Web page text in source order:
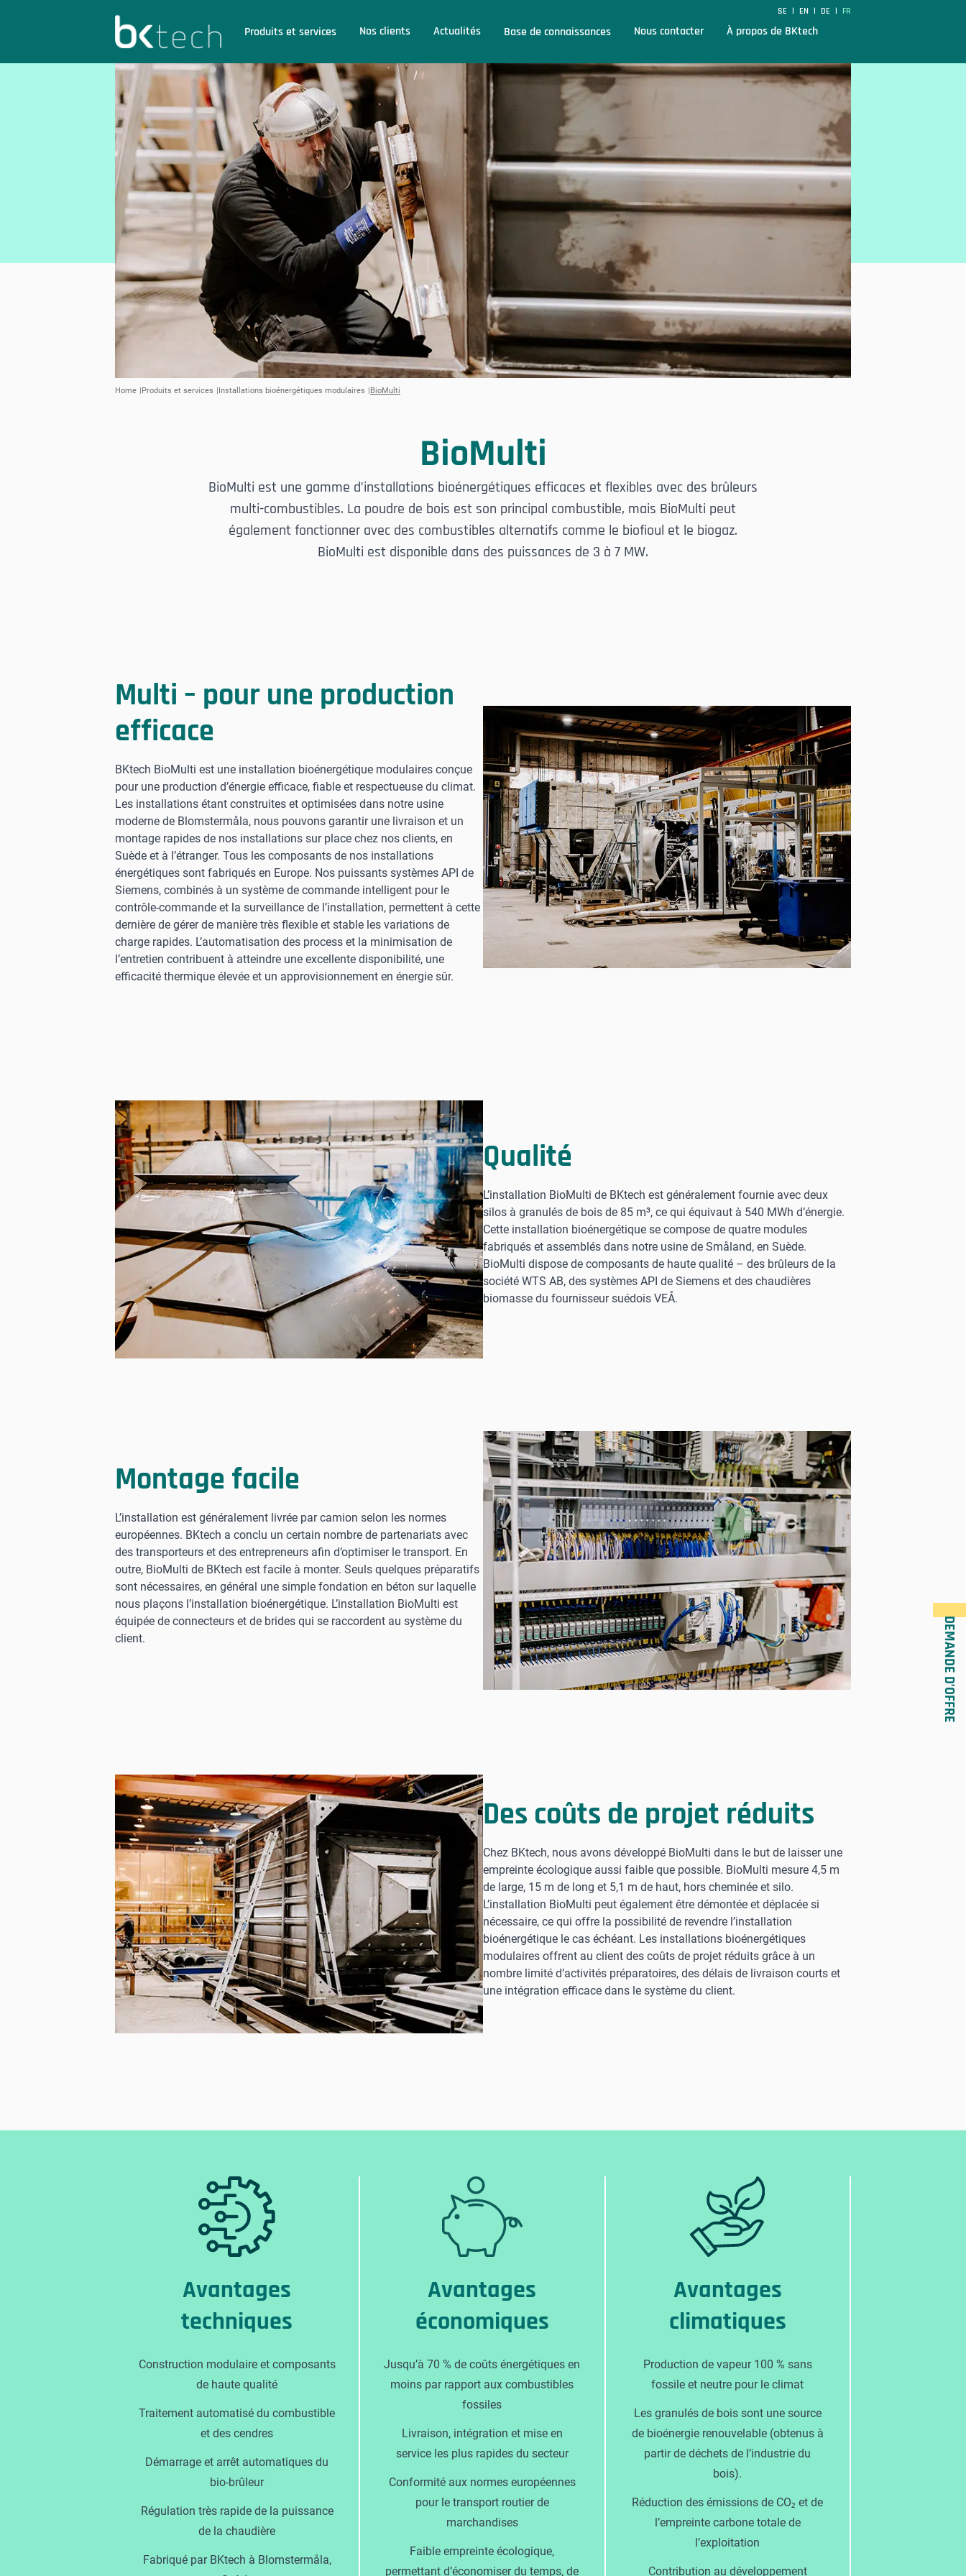
DEMANDE D’OFFRE
Produits et services Nos clients Actualités Base de connaissances Nous contacter À propos de BKtech
SE | EN | DE | FR
Home Produits et services Installations bioénergétiques modulaires BioMulti
BioMulti
BioMulti est une gamme d’installations bioénergétiques efficaces et flexibles avec des brûleurs
multi-combustibles. La poudre de bois est son principal combustible, mais BioMulti peut
également fonctionner avec des combustibles alternatifs comme le biofioul et le biogaz.
BioMulti est disponible dans des puissances de 3 à 7 MW.
Multi – pour une production
efficace
BKtech BioMulti est une installation bioénergétique modulaires conçue
pour une production d’énergie efficace, fiable et respectueuse du climat.
Les installations étant construites et optimisées dans notre usine
moderne de Blomstermåla, nous pouvons garantir une livraison et un
montage rapides de nos installations sur place chez nos clients, en
Suède et à l’étranger. Tous les composants de nos installations
énergétiques sont fabriqués en Europe. Nos puissants systèmes API de
Siemens, combinés à un système de commande intelligent pour le
contrôle-commande et la surveillance de l’installation, permettent à cette
dernière de gérer de manière très flexible et stable les variations de
charge rapides. L’automatisation des process et la minimisation de
l’entretien contribuent à atteindre une excellente disponibilité, une
efficacité thermique élevée et un approvisionnement en énergie sûr.
Qualité
L’installation BioMulti de BKtech est généralement fournie avec deux
silos à granulés de bois de 85 m³, ce qui équivaut à 540 MWh d’énergie.
Cette installation bioénergétique se compose de quatre modules
fabriqués et assemblés dans notre usine de Småland, en Suède.
BioMulti dispose de composants de haute qualité – des brûleurs de la
société WTS AB, des systèmes API de Siemens et des chaudières
biomasse du fournisseur suédois VEÅ.
Montage facile
L’installation est généralement livrée par camion selon les normes
européennes. BKtech a conclu un certain nombre de partenariats avec
des transporteurs et des entrepreneurs afin d’optimiser le transport. En
outre, BioMulti de BKtech est facile à monter. Seuls quelques préparatifs
sont nécessaires, en général une simple fondation en béton sur laquelle
nous plaçons l’installation bioénergétique. L’installation BioMulti est
équipée de connecteurs et de brides qui se raccordent au système du
client.
Des coûts de projet réduits
Chez BKtech, nous avons développé BioMulti dans le but de laisser une
empreinte écologique aussi faible que possible. BioMulti mesure 4,5 m
de large, 15 m de long et 5,1 m de haut, hors cheminée et silo.
L’installation BioMulti peut également être démontée et déplacée si
nécessaire, ce qui offre la possibilité de revendre l’installation
bioénergétique le cas échéant. Les installations bioénergétiques
modulaires offrent au client des coûts de projet réduits grâce à un
nombre limité d’activités préparatoires, des délais de livraison courts et
une intégration efficace dans le système du client.
Avantages
techniques
Construction modulaire et composants
de haute qualité
Traitement automatisé du combustible
et des cendres
Démarrage et arrêt automatiques du
bio-brûleur
Régulation très rapide de la puissance
de la chaudière
Fabriqué par BKtech à Blomstermåla,
Avantages
économiques
Jusqu’à 70 % de coûts énergétiques en
moins par rapport aux combustibles
fossiles
Livraison, intégration et mise en
service les plus rapides du secteur
Conformité aux normes européennes
pour le transport routier de
marchandises
Faible empreinte écologique,
permettant d’économiser du temps, de
Avantages
climatiques
Production de vapeur 100 % sans
fossile et neutre pour le climat
Les granulés de bois sont une source
de bioénergie renouvelable (obtenus à
partir de déchets de l’industrie du
bois).
Réduction des émissions de CO₂ et de
l’empreinte carbone totale de
l’exploitation
Contribution au développement